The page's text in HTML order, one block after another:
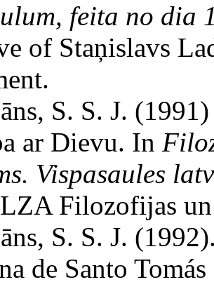
feita no dia
of Staņislavs
S. S. J.
ar Dievu. In
Vispasaules
Filozofijas
S. S. J.
de Santo